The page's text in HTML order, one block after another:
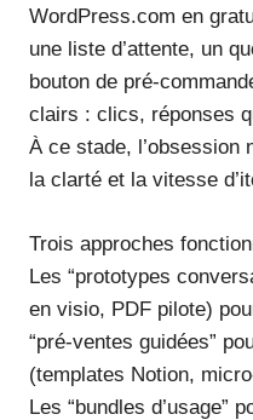
WordPress.com en
une liste d’attente, un
bouton de pré-
clairs : clics, réponses
À ce stade, l’obsession
la clarté et la vitesse
Trois approches
Les “prototypes
en visio, PDF pilote)
“pré-ventes guidées”
(templates Notion,
Les “bundles d’usage”